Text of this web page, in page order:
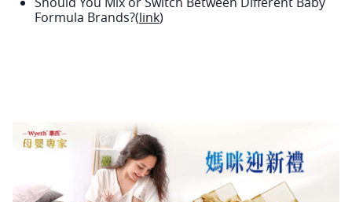
Formula Brands?(link)